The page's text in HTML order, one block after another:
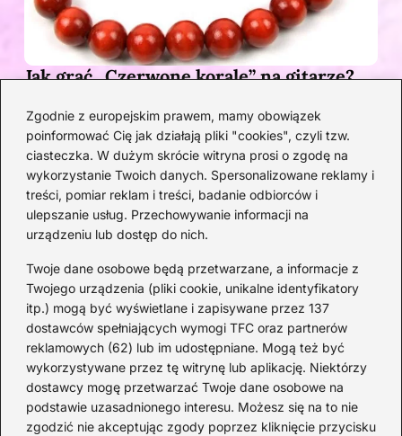
Zgodnie z europejskim prawem, mamy obowiązek
poinformować Cię jak działają pliki "cookies", czyli tzw.
ciasteczka. W dużym skrócie witryna prosi o zgodę na
wykorzystanie Twoich danych. Spersonalizowane reklamy i
treści, pomiar reklam i treści, badanie odbiorców i
ulepszanie usług. Przechowywanie informacji na
urządzeniu lub dostęp do nich.
Twoje dane osobowe będą przetwarzane, a informacje z
Twojego urządzenia (pliki cookie, unikalne identyfikatory
itp.) mogą być wyświetlane i zapisywane przez 137
dostawców spełniających wymogi TFC oraz partnerów
reklamowych (62) lub im udostępniane. Mogą też być
wykorzystywane przez tę witrynę lub aplikację. Niektórzy
dostawcy mogę przetwarzać Twoje dane osobowe na
podstawie uzasadnionego interesu. Możesz się na to nie
zgodzić nie akceptując zgody poprzez kliknięcie przycisku
Jak grać „Czerwone korale” na gitarze?
opisem
Kategorie
Artyści(33)
DJ(21)
Epoka Baroku(15)
Instrumenty(43)
Kompozytorzy(22)
Koncerty(32)
Muzyka (203)
Opery(10)